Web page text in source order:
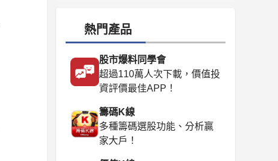
熱門產品
股市爆料同學會
超過110萬人次下載，價值投
資評價最佳APP！
籌碼K線
多種籌碼選股功能、分析贏
家大戶！